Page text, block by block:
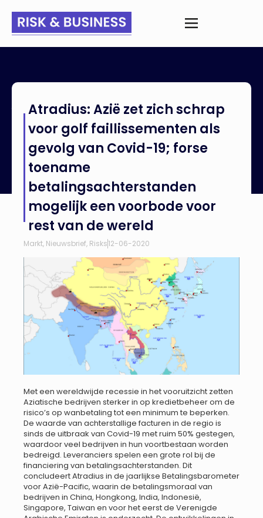
faillissementen als gevolg van Covid-19; forse toename
betalingsachterstanden mogelijk een voorbode voor rest van
de wereld
Atradius: Azië zet zich schrap
voor golf faillissementen als
gevolg van Covid-19; forse
toename
betalingsachterstanden
mogelijk een voorbode voor
rest van de wereld
Markt, Nieuwsbrief, Risks12-06-2020
Met een wereldwijde recessie in het vooruitzicht zetten
Aziatische bedrijven sterker in op kredietbeheer om de
risico’s op wanbetaling tot een minimum te beperken.
De waarde van achterstallige facturen in de regio is
sinds de uitbraak van Covid-19 met ruim 50% gestegen,
waardoor veel bedrijven in hun voortbestaan worden
bedreigd. Leveranciers spelen een grote rol bij de
financiering van betalingsachterstanden. Dit
concludeert Atradius in de jaarlijkse Betalingsbarometer
voor Azië-Pacific, waarin de betalingsmoraal van
bedrijven in China, Hongkong, India, Indonesië,
Singapore, Taiwan en voor het eerst de Verenigde